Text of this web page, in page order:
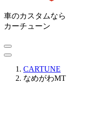
車のカスタムなら
カーチューン
CARTUNE
なめがわMT